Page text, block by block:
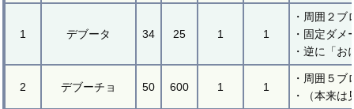
1 デブータ 34 25 1 1
・周囲２
・固定ダ
・逆に「
2 デブーチョ 50 600 1 1
・周囲５
・（本来